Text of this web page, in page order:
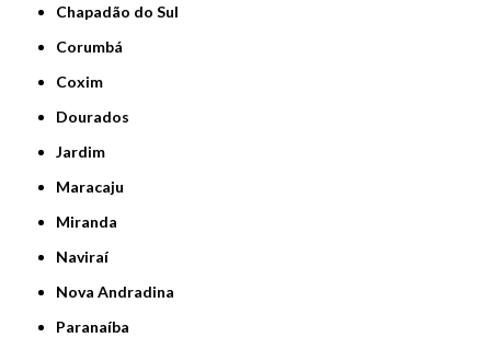
Chapadão do Sul
Corumbá
Coxim
Dourados
Jardim
Maracaju
Miranda
Naviraí
Nova Andradina
Paranaíba